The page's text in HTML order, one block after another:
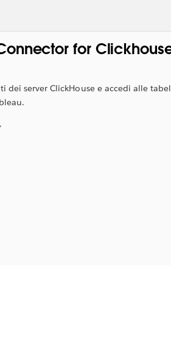
for
dei server ClickHouse e accedi alle